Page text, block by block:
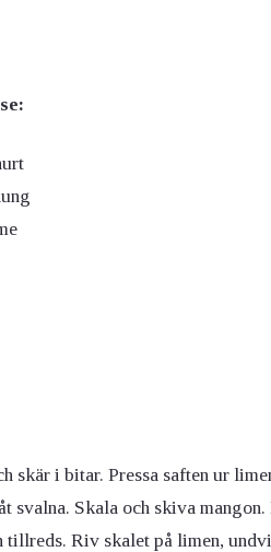
skär i bitar. Pressa saften ur
svalna. Skala och skiva
tillreds. Riv skalet på limen,